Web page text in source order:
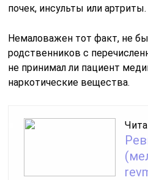
почек, инсульты или артриты.
Немаловажен тот факт, не
родственников с
не принимал ли пациент
наркотические вещества.